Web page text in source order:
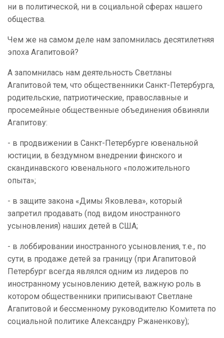
ни в политической, ни в социальной сферах нашего
общества.
Чем же на самом деле нам запомнилась десятилетняя
эпоха Агапитовой?
А запомнилась нам деятельность Светланы
Агапитовой тем, что общественники Санкт-Петербурга,
родительские, патриотические, православные и
просемейные общественные объединения обвиняли
Агапитову:
- в продвижении в Санкт-Петербурге ювенальной
юстиции, в бездумном внедрении финского и
скандинавского ювенального «положительного
опыта»;
- в защите закона «Димы Яковлева», который
запретил продавать (под видом иностранного
усыновления) наших детей в США;
- в лоббировании иностранного усыновления, т.е., по
сути, в продаже детей за границу (при Агапитовой
Петербург всегда являлся одним из лидеров по
иностранному усыновлению детей, важную роль в
котором общественники приписывают Светлане
Агапитовой и бессменному руководителю Комитета по
социальной политике Александру Ржаненкову);